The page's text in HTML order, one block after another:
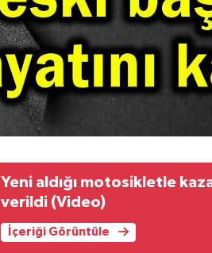
Yeni aldığı motosikletle
verildi (Video)
İçeriği Görüntüle